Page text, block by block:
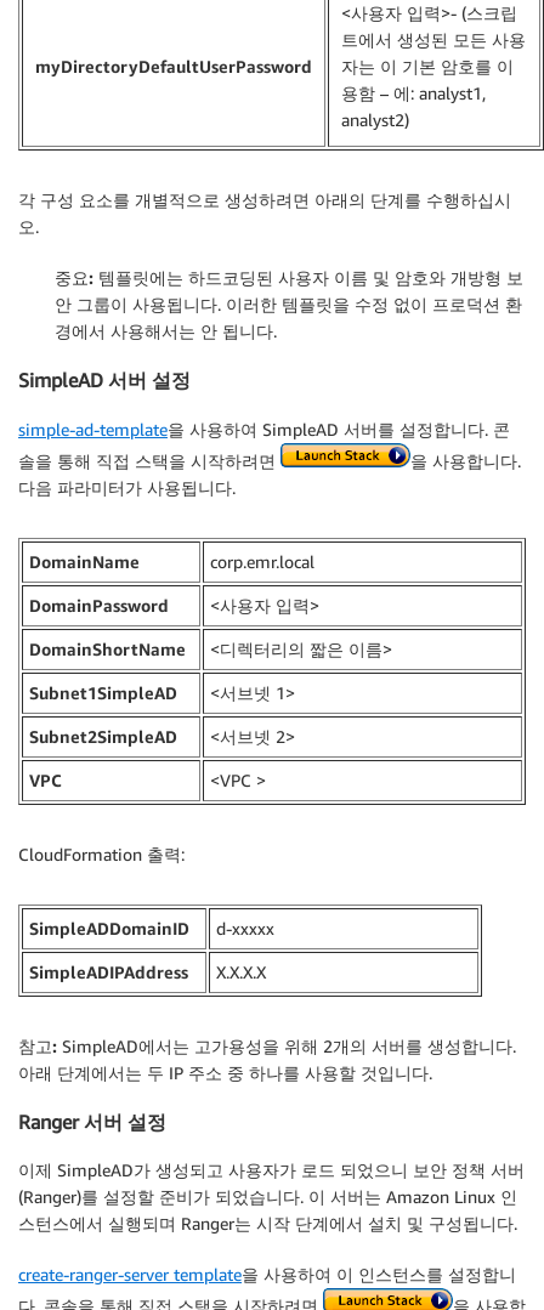
myDirectoryDefaultUserPassword
<사용자 입력>- (스크립
트에서 생성된 모든 사용
자는 이 기본 암호를 이
용함 – 에: analyst1,
analyst2)
각 구성 요소를 개별적으로 생성하려면 아래의 단계를 수행하십시
오.
중요: 템플릿에는 하드코딩된 사용자 이름 및 암호와 개방형 보
안 그룹이 사용됩니다. 이러한 템플릿을 수정 없이 프로덕션 환
경에서 사용해서는 안 됩니다.
SimpleAD 서버 설정
simple-ad-template을 사용하여 SimpleAD 서버를 설정합니다. 콘
솔을 통해 직접 스택을 시작하려면
을 사용합니다.
다음 파라미터가 사용됩니다.
DomainName corp.emr.local
DomainPassword <사용자 입력>
DomainShortName <디렉터리의 짧은 이름>
Subnet1SimpleAD <서브넷 1>
Subnet2SimpleAD <서브넷 2>
VPC <VPC >
CloudFormation 출력:
SimpleADDomainID d-xxxxx
SimpleADIPAddress X.X.X.X
참고: SimpleAD에서는 고가용성을 위해 2개의 서버를 생성합니다.
아래 단계에서는 두 IP 주소 중 하나를 사용할 것입니다.
Ranger 서버 설정
이제 SimpleAD가 생성되고 사용자가 로드 되었으니 보안 정책 서버
(Ranger)를 설정할 준비가 되었습니다. 이 서버는 Amazon Linux 인
스턴스에서 실행되며 Ranger는 시작 단계에서 설치 및 구성됩니다.
create-ranger-server template을 사용하여 이 인스턴스를 설정합니